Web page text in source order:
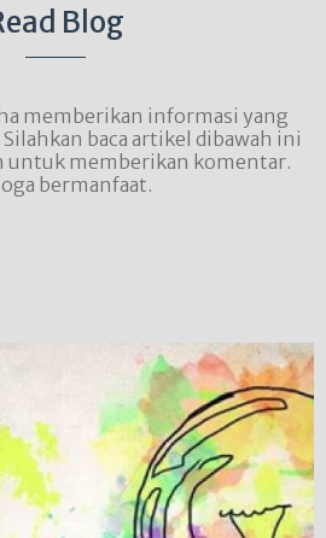
Blog
memberikan informasi yang
baca artikel dibawah ini
untuk memberikan komentar.
bermanfaat.